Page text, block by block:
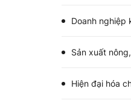
Doanh nghiệp
Sản xuất
Hiện đại hóa